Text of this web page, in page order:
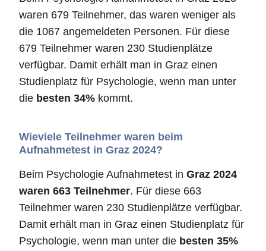
waren 679 Teilnehmer, das waren weniger als
die 1067 angemeldeten Personen. Für diese
679 Teilnehmer waren 230 Studienplätze
verfügbar. Damit erhält man in Graz einen
Studienplatz für Psychologie, wenn man unter
die besten 34% kommt.
Wieviele Teilnehmer waren beim
Aufnahmetest in Graz 2024?
Beim Psychologie Aufnahmetest in Graz 2024
waren 663 Teilnehmer. Für diese 663
Teilnehmer waren 230 Studienplätze verfügbar.
Damit erhält man in Graz einen Studienplatz für
Psychologie, wenn man unter die besten 35%